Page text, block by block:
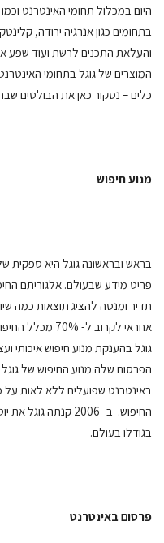
היום במכלול תחומי האינטרנט
בתחומים כגון אנרגיה ירודה,
והעלאת התכנים לרשת ועוד שפע
המוצרים של גוגל בתחומי
כלים – נסקור כאן את הבולטים
מנוע חיפוש
בראש ובראשונה גוגל היא ספקית
פריט מידע שבעולם. אלגוריתם
תדיר ומנסה להציג תוצאות כמה
אחראי לקרוב
גוגל בהענקת מנוע חיפוש איכותי
הפרסום שלה.מנוע החיפוש של
באינטרנט שפועלים ללא לאות
החיפוש. ב- 2006
בגודלו בעולם.
פרסום באינטרנט